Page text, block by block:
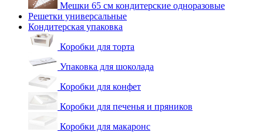
Мешки 65 см кондитерские одноразовые
Решетки универсальные
Кондитерская упаковка
Коробки для торта
Упаковка для шоколада
Коробки для конфет
Коробки для печенья и пряников
Коробки для макаронс